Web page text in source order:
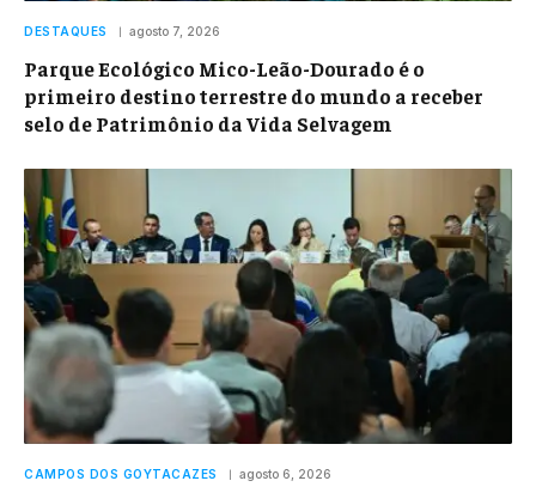
DESTAQUES agosto 7, 2026
Parque Ecológico Mico-Leão-Dourado é o
primeiro destino terrestre do mundo a receber
selo de Patrimônio da Vida Selvagem
CAMPOS DOS GOYTACAZES agosto 6, 2026